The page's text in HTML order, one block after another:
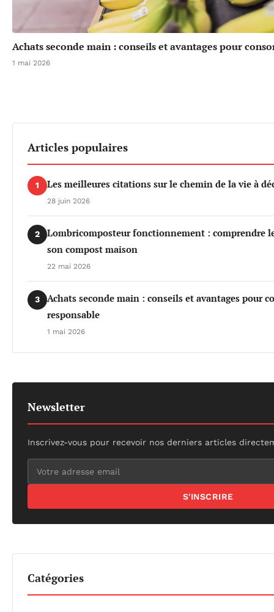
Achats seconde main : conseils et avantages pour
1 mai 2026
Articles populaires
1 Les meilleures citations sur le chemin de la vie à
28 juin 2026
2
Lombricomposteur fonctionnement : comprendre
son compost maison
22 mai 2026
3
Achats seconde main : conseils et avantages pour
responsable
1 mai 2026
Newsletter
Inscrivez-vous pour recevoir nos derniers articles
S'INSCRIRE
Catégories